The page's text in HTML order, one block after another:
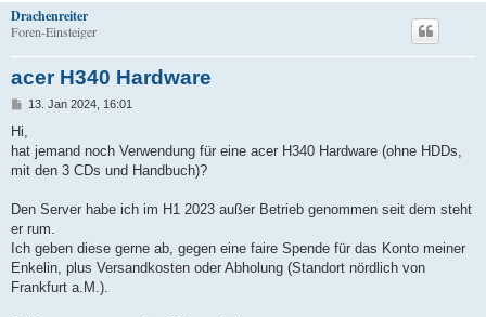
Drachenreiter
Foren-Einsteiger
acer H340 Hardware
B
t
r
a
13. Jan 2024, 16:01
Hi,
hat jemand noch Verwendung für eine acer H340 Hardware (ohne HDDs,
mit den 3 CDs und Handbuch)?
Den Server habe ich im H1 2023 außer Betrieb genommen seit dem steht
er rum.
Ich geben diese gerne ab, gegen eine faire Spende für das Konto meiner
Enkelin, plus Versandkosten oder Abholung (Standort nördlich von
Frankfurt a.M.).